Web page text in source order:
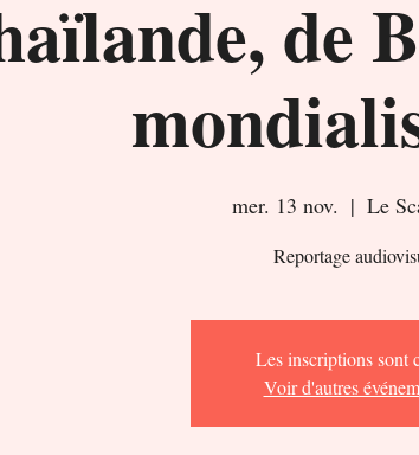
de
mer. 13 nov.
  |
Le
Reportage
Les inscriptions sont
Voir d'autres